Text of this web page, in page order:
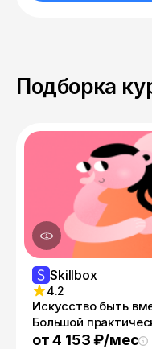
Подборка
Skillbox
4.2
Искусство быть
Большой
партнёрских
от 4 153 ₽/мес